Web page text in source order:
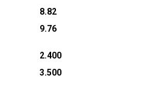
8.82
9.76
2.400
3.500